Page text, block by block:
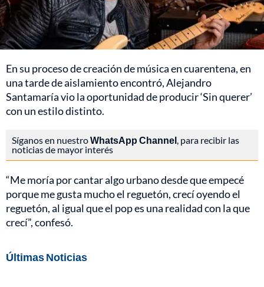
En su proceso de creación de música en cuarentena, en
una tarde de aislamiento encontró, Alejandro
Santamaría vio la oportunidad de producir ‘Sin querer’
con un estilo distinto.
Síganos en nuestroWhatsApp Channel , para recibir las
noticias de mayor interés
“Me moría por cantar algo urbano desde que empecé
porque me gusta mucho el reguetón, crecí oyendo el
reguetón, al igual que el pop es una realidad con la que
crecí”, confesó.
Últimas Noticias